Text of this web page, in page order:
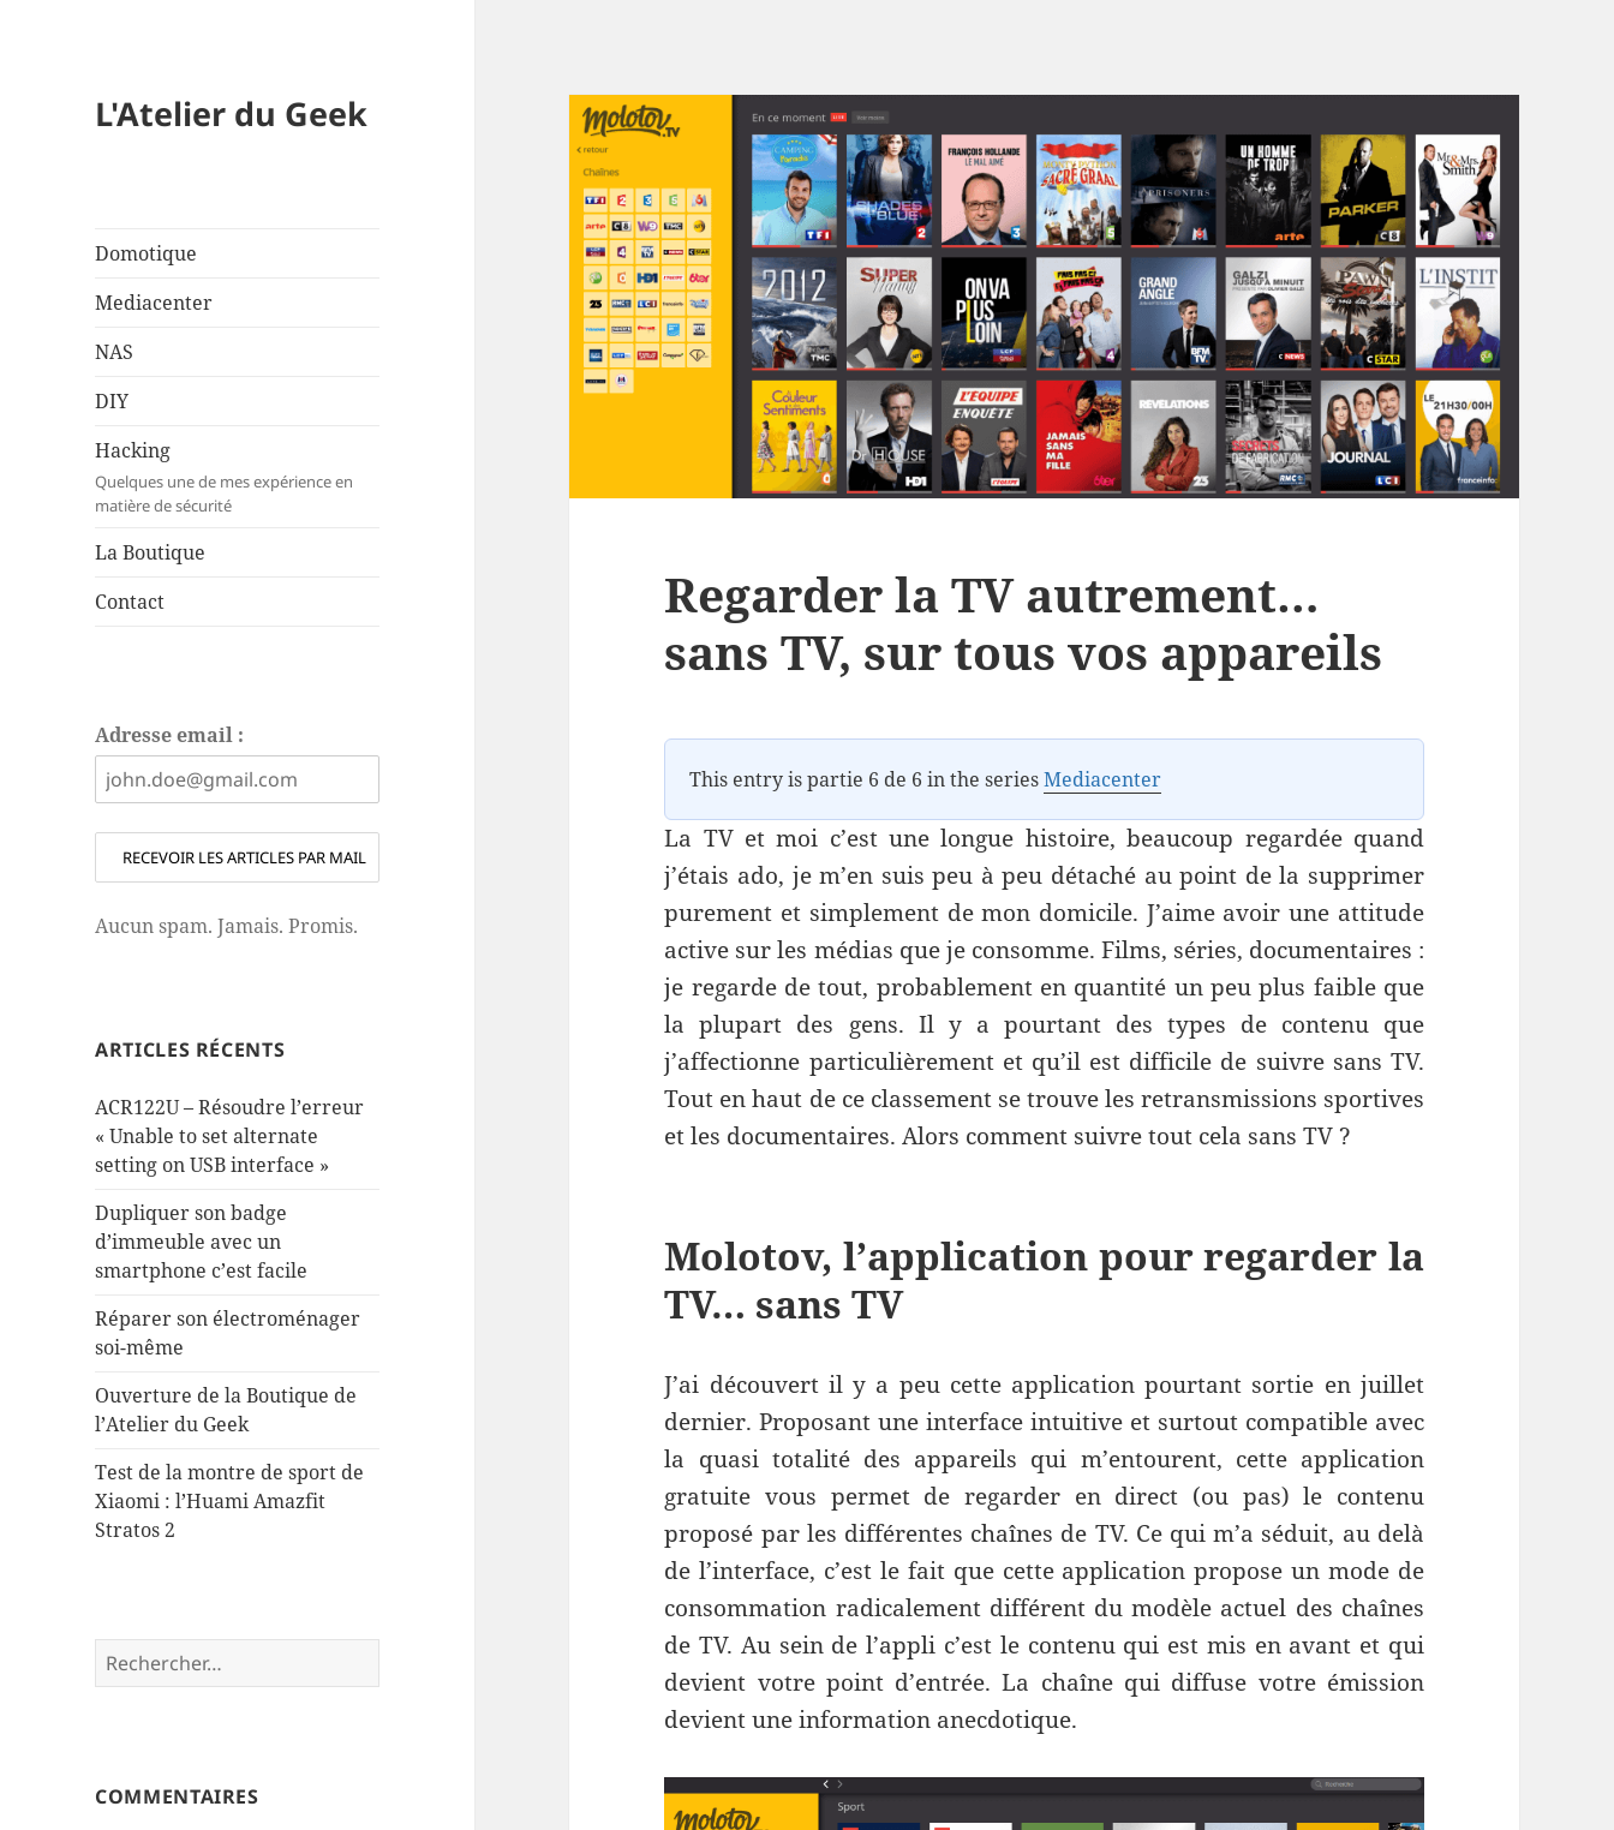
L'Atelier du Geek
Domotique
Mediacenter
NAS
DIY
Hacking
Quelques une de mes expérience en
matière de sécurité
La Boutique
Contact
Adresse email :
Aucun spam. Jamais. Promis.
ARTICLES RÉCENTS
ACR122U – Résoudre l’erreur
« Unable to set alternate
setting on USB interface »
Dupliquer son badge
d’immeuble avec un
smartphone c’est facile
Réparer son électroménager
soi-même
Ouverture de la Boutique de
l’Atelier du Geek
Test de la montre de sport de
Xiaomi : l’Huami Amazfit
Stratos 2
Rechercher :
COMMENTAIRES
Regarder la TV autrement…
sans TV, sur tous vos appareils
This entry is partie 6 de 6 in the seriesMediacenter
La TV et moi c’est une longue histoire, beaucoup regardée quand
j’étais ado, je m’en suis peu à peu détaché au point de la supprimer
purement et simplement de mon domicile. J’aime avoir une attitude
active sur les médias que je consomme. Films, séries, documentaires :
je regarde de tout, probablement en quantité un peu plus faible que
la plupart des gens. Il y a pourtant des types de contenu que
j’affectionne particulièrement et qu’il est difficile de suivre sans TV.
Tout en haut de ce classement se trouve les retransmissions sportives
et les documentaires. Alors comment suivre tout cela sans TV ?
Molotov, l’application pour regarder la
TV… sans TV
J’ai découvert il y a peu cette application pourtant sortie en juillet
dernier. Proposant une interface intuitive et surtout compatible avec
la quasi totalité des appareils qui m’entourent, cette application
gratuite vous permet de regarder en direct (ou pas) le contenu
proposé par les différentes chaînes de TV. Ce qui m’a séduit, au delà
de l’interface, c’est le fait que cette application propose un mode de
consommation radicalement différent du modèle actuel des chaînes
de TV. Au sein de l’appli c’est le contenu qui est mis en avant et qui
devient votre point d’entrée. La chaîne qui diffuse votre émission
devient une information anecdotique.